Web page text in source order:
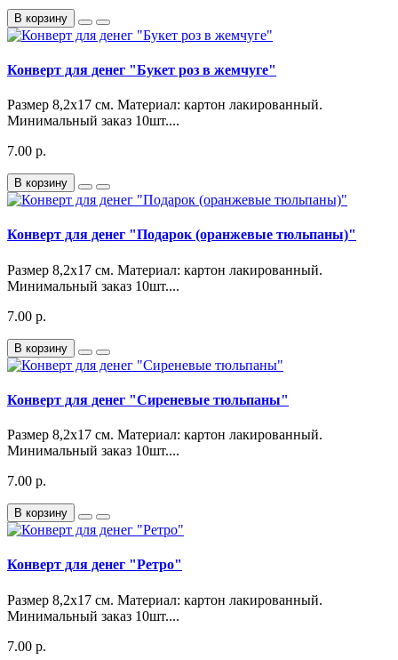
В корзину
Конверт для денег "Букет роз в жемчуге"
Размер 8,2х17 см. Материал: картон лакированный.
Минимальный заказ 10шт....
7.00 р.
В корзину
Конверт для денег "Подарок (оранжевые тюльпаны)"
Размер 8,2х17 см. Материал: картон лакированный.
Минимальный заказ 10шт....
7.00 р.
В корзину
Конверт для денег "Сиреневые тюльпаны"
Размер 8,2х17 см. Материал: картон лакированный.
Минимальный заказ 10шт....
7.00 р.
В корзину
Конверт для денег "Ретро"
Размер 8,2х17 см. Материал: картон лакированный.
Минимальный заказ 10шт....
7.00 р.